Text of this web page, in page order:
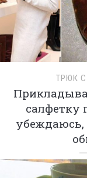
ТРЮК
салфетку
убеждаюсь,